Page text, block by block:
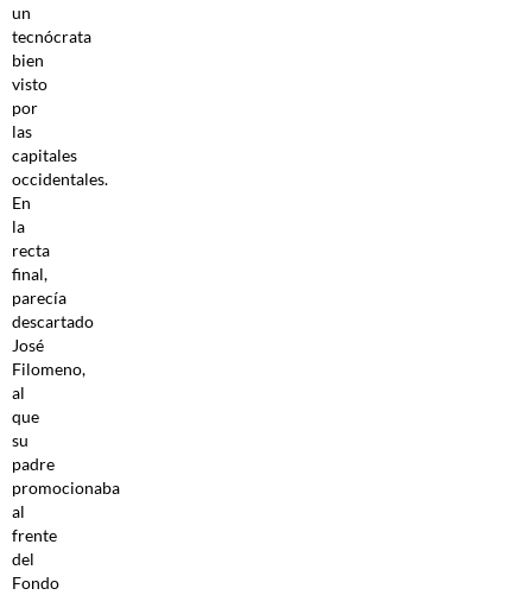
un
tecnócrata
bien
visto
por
las
capitales
occidentales.
En
la
recta
final,
parecía
descartado
José
Filomeno,
al
que
su
padre
promocionaba
al
frente
del
Fondo